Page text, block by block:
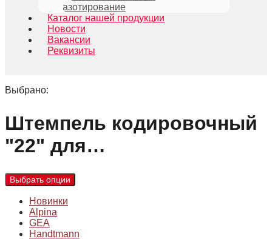
азотирование
Каталог нашей продукции
Новости
Вакансии
Реквизиты
Выбрано:
Штемпель кодировочный
"22" для…
Выбрать опции
Новинки
Alpina
GEA
Handtmann